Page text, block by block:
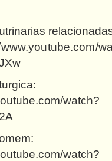
watch?
watch?